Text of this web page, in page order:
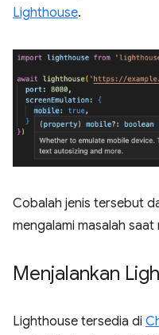
Lighthouse.
Cobalah jenis tersebut
mengalami masalah
Menjalankan
Lighthouse tersedia di